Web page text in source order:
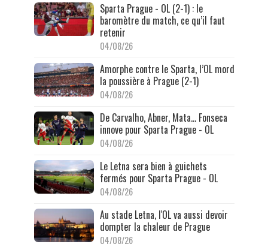
Sparta Prague - OL (2-1) : le
baromètre du match, ce qu’il faut
retenir
04/08/26
Amorphe contre le Sparta, l’OL mord
la poussière à Prague (2-1)
04/08/26
De Carvalho, Abner, Mata… Fonseca
innove pour Sparta Prague - OL
04/08/26
Le Letna sera bien à guichets
fermés pour Sparta Prague - OL
04/08/26
Au stade Letna, l'OL va aussi devoir
dompter la chaleur de Prague
04/08/26